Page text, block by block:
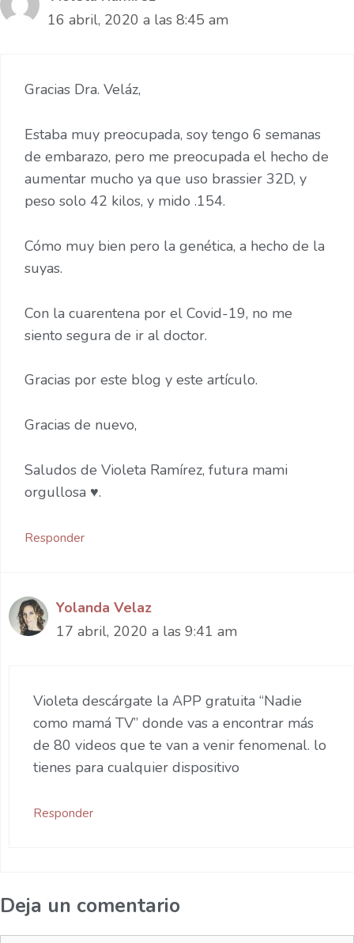
16 abril, 2020 a las 8:45 am
Gracias Dra. Veláz,
Estaba muy preocupada, soy tengo 6 semanas
de embarazo, pero me preocupada el hecho de
aumentar mucho ya que uso brassier 32D, y
peso solo 42 kilos, y mido .154.
Cómo muy bien pero la genética, a hecho de la
suyas.
Con la cuarentena por el Covid-19, no me
siento segura de ir al doctor.
Gracias por este blog y este artículo.
Gracias de nuevo,
Saludos de Violeta Ramírez, futura mami
orgullosa ♥️.
Responder
Yolanda Velaz
17 abril, 2020 a las 9:41 am
Violeta descárgate la APP gratuita “Nadie
como mamá TV” donde vas a encontrar más
de 80 videos que te van a venir fenomenal. lo
tienes para cualquier dispositivo
Responder
Deja un comentario